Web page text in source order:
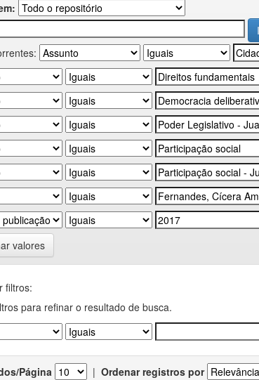
valores
filtros:
para refinar o resultado de busca.
Página | Ordenar registros por